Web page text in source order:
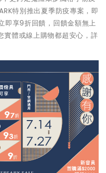
特別推出夏季防疫專案，即
即享9折回饋，回饋金額無上
實體或線上購物都超安心，詳